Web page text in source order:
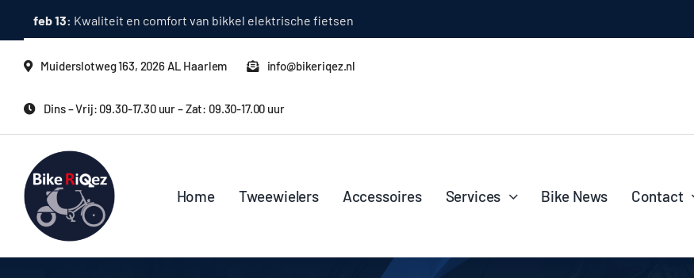
naar
inhoud
feb 13: Kwaliteit en comfort van bikkel elektrische fietsen
Muiderslotweg 163, 2026 AL Haarlem info@bikeriqez.nl
Dins – Vrij: 09.30-17.30 uur – Zat: 09.30-17.00 uur
Home Tweewielers Accessoires Services Bike News Contact